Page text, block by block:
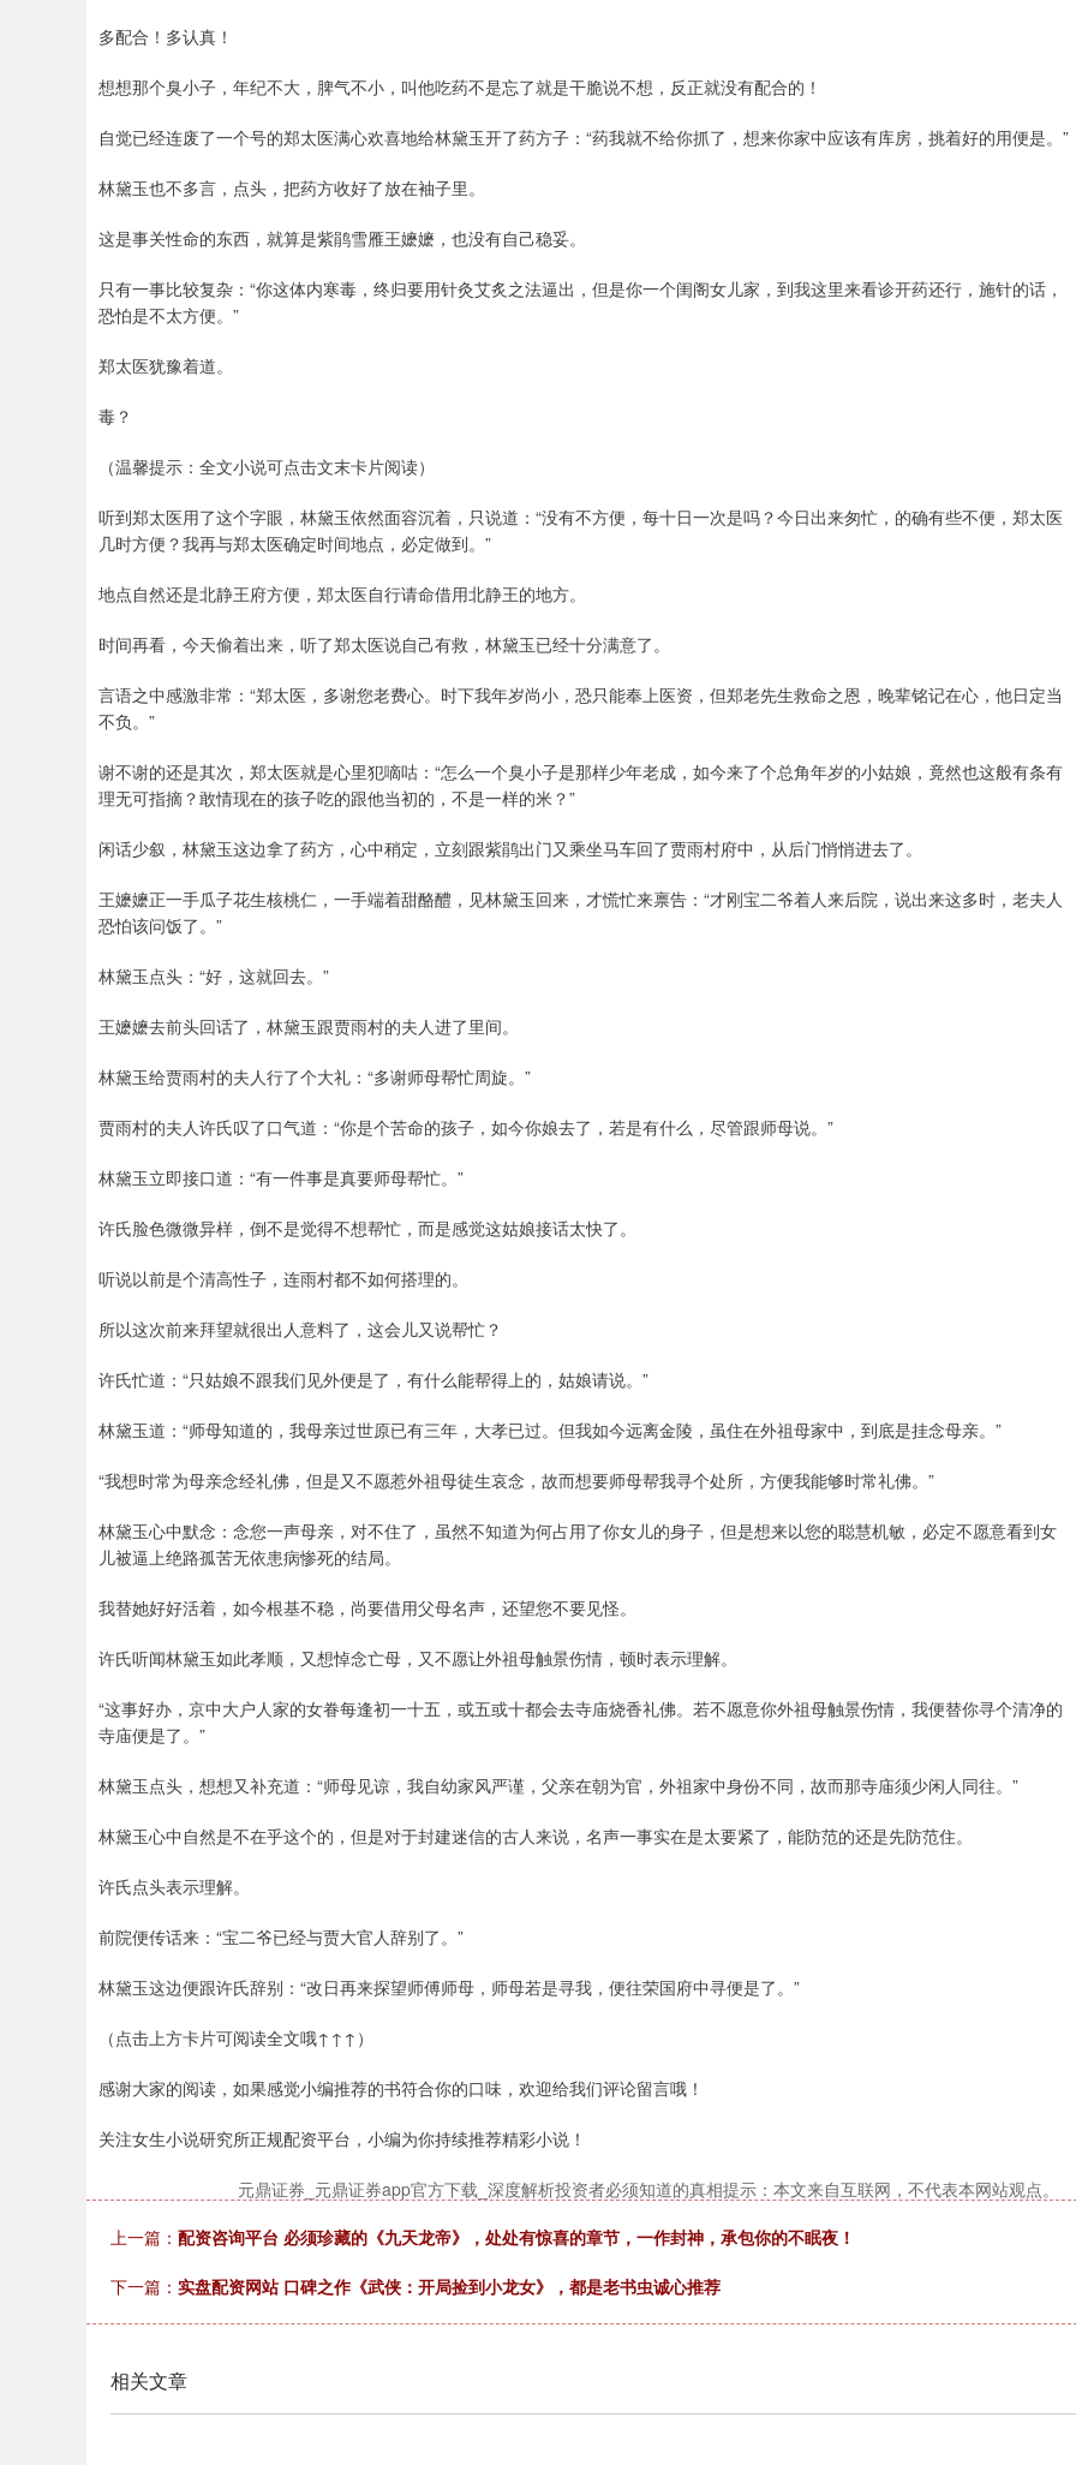
多配合！多认真！
想想那个臭小子，年纪不大，脾气不小，叫他吃药不是忘了就是干脆说不想，反正就没有配合的！
自觉已经连废了一个号的郑太医满心欢喜地给林黛玉开了药方子：“药我就不给你抓了，想来你家中应该有库房，挑着好的用便是。”
林黛玉也不多言，点头，把药方收好了放在袖子里。
这是事关性命的东西，就算是紫鹃雪雁王嬷嬷，也没有自己稳妥。
只有一事比较复杂：“你这体内寒毒，终归要用针灸艾炙之法逼出，但是你一个闺阁女儿家，到我这里来看诊开药还行，施针的话，
恐怕是不太方便。”
郑太医犹豫着道。
毒？
（温馨提示：全文小说可点击文末卡片阅读）
听到郑太医用了这个字眼，林黛玉依然面容沉着，只说道：“没有不方便，每十日一次是吗？今日出来匆忙，的确有些不便，郑太医
几时方便？我再与郑太医确定时间地点，必定做到。”
地点自然还是北静王府方便，郑太医自行请命借用北静王的地方。
时间再看，今天偷着出来，听了郑太医说自己有救，林黛玉已经十分满意了。
言语之中感激非常：“郑太医，多谢您老费心。时下我年岁尚小，恐只能奉上医资，但郑老先生救命之恩，晚辈铭记在心，他日定当
不负。”
谢不谢的还是其次，郑太医就是心里犯嘀咕：“怎么一个臭小子是那样少年老成，如今来了个总角年岁的小姑娘，竟然也这般有条有
理无可指摘？敢情现在的孩子吃的跟他当初的，不是一样的米？”
闲话少叙，林黛玉这边拿了药方，心中稍定，立刻跟紫鹃出门又乘坐马车回了贾雨村府中，从后门悄悄进去了。
王嬷嬷正一手瓜子花生核桃仁，一手端着甜酪醴，见林黛玉回来，才慌忙来禀告：“才刚宝二爷着人来后院，说出来这多时，老夫人
恐怕该问饭了。”
林黛玉点头：“好，这就回去。”
王嬷嬷去前头回话了，林黛玉跟贾雨村的夫人进了里间。
林黛玉给贾雨村的夫人行了个大礼：“多谢师母帮忙周旋。”
贾雨村的夫人许氏叹了口气道：“你是个苦命的孩子，如今你娘去了，若是有什么，尽管跟师母说。”
林黛玉立即接口道：“有一件事是真要师母帮忙。”
许氏脸色微微异样，倒不是觉得不想帮忙，而是感觉这姑娘接话太快了。
听说以前是个清高性子，连雨村都不如何搭理的。
所以这次前来拜望就很出人意料了，这会儿又说帮忙？
许氏忙道：“只姑娘不跟我们见外便是了，有什么能帮得上的，姑娘请说。”
林黛玉道：“师母知道的，我母亲过世原已有三年，大孝已过。但我如今远离金陵，虽住在外祖母家中，到底是挂念母亲。”
“我想时常为母亲念经礼佛，但是又不愿惹外祖母徒生哀念，故而想要师母帮我寻个处所，方便我能够时常礼佛。”
林黛玉心中默念：念您一声母亲，对不住了，虽然不知道为何占用了你女儿的身子，但是想来以您的聪慧机敏，必定不愿意看到女
儿被逼上绝路孤苦无依患病惨死的结局。
我替她好好活着，如今根基不稳，尚要借用父母名声，还望您不要见怪。
许氏听闻林黛玉如此孝顺，又想悼念亡母，又不愿让外祖母触景伤情，顿时表示理解。
“这事好办，京中大户人家的女眷每逢初一十五，或五或十都会去寺庙烧香礼佛。若不愿意你外祖母触景伤情，我便替你寻个清净的
寺庙便是了。”
林黛玉点头，想想又补充道：“师母见谅，我自幼家风严谨，父亲在朝为官，外祖家中身份不同，故而那寺庙须少闲人同往。”
林黛玉心中自然是不在乎这个的，但是对于封建迷信的古人来说，名声一事实在是太要紧了，能防范的还是先防范住。
许氏点头表示理解。
前院便传话来：“宝二爷已经与贾大官人辞别了。”
林黛玉这边便跟许氏辞别：“改日再来探望师傅师母，师母若是寻我，便往荣国府中寻便是了。”
（点击上方卡片可阅读全文哦↑↑↑）
感谢大家的阅读，如果感觉小编推荐的书符合你的口味，欢迎给我们评论留言哦！
关注女生小说研究所正规配资平台，小编为你持续推荐精彩小说！
元鼎证券_元鼎证券app官方下载_深度解析投资者必须知道的真相提示：本文来自互联网，不代表本网站观点。
上一篇： 配资咨询平台 必须珍藏的《九天龙帝》，处处有惊喜的章节，一作封神，承包你的不眠夜！
下一篇： 实盘配资网站 口碑之作《武侠：开局捡到小龙女》，都是老书虫诚心推荐
相关文章